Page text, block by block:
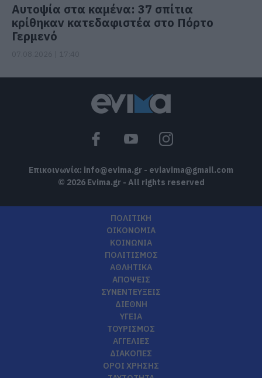
Αυτοψία στα καμένα: 37 σπίτια
κρίθηκαν κατεδαφιστέα στο Πόρτο
Γερμενό
Επικοινωνία: info@evima.gr - eviavima@gmail.com
© 2026 Evima.gr - All rights reserved
ΠΟΛΙΤΙΚΗ
ΟΙΚΟΝΟΜΙΑ
ΚΟΙΝΩΝΙΑ
ΠΟΛΙΤΙΣΜΟΣ
ΑΘΛΗΤΙΚΑ
ΑΠΟΨΕΙΣ
ΣΥΝΕΝΤΕΥΞΕΙΣ
ΔΙΕΘΝΗ
ΥΓΕΙΑ
ΤΟΥΡΙΣΜΟΣ
ΑΓΓΕΛΙΕΣ
ΔΙΑΚΟΠΕΣ
ΟΡΟΙ ΧΡΗΣΗΣ